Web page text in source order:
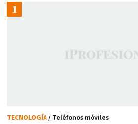
TECNOLOGÍA/ Teléfonos móviles